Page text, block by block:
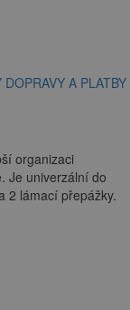
DOPRAVY A PLATBY
organizaci
Je univerzální do
2 lámací přepážky.